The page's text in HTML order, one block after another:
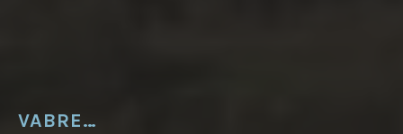
VABRE…